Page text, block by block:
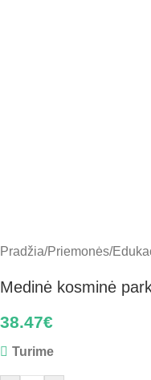
Pradžia/Priemonės/
Medinė kosminė
38.47€
Turime